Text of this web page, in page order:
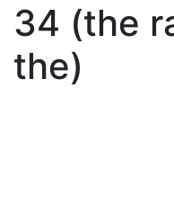
34 (the
the)